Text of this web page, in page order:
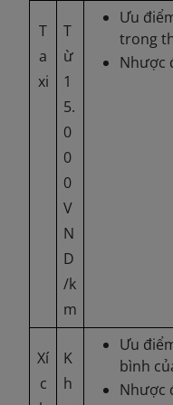
T
a
xi
T
ừ
1
5.
0
0
0
V
N
D
/k
m
Ưu
trong
Nhược
Xí
c
K
h
Ưu
bình
Nhược